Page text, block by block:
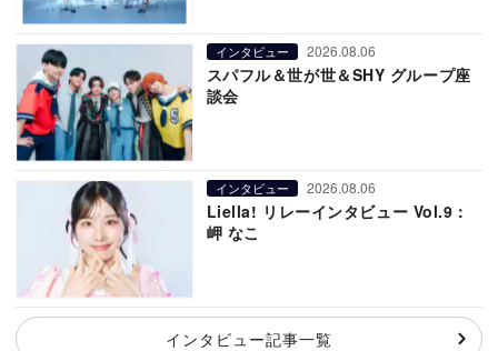
インタビュー 2026.08.06
スパフル＆世が世＆SHY グループ座
談会
インタビュー 2026.08.06
Liella! リレーインタビュー Vol.9：
岬 なこ
インタビュー記事一覧